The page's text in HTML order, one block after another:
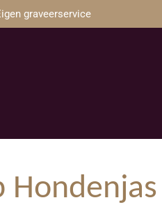
graveerservice
Hondenjas